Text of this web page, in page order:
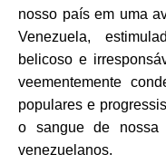
nosso país em uma
Venezuela,
belicoso e
veementemente
populares e
o sangue de nossa
venezuelanos.